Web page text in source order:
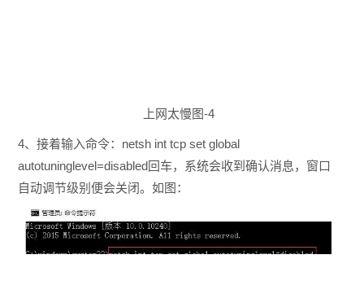
上网太慢图-4
4、接着输入命令：netsh int tcp set global
autotuninglevel=disabled回车，系统会收到确认消息，窗口
自动调节级别便会关闭。如图：